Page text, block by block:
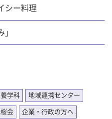
シー料理
学科 地域連携センター
会 企業・行政の方へ